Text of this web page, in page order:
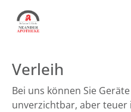
Verleih
Bei uns können Sie
unverzichtbar, aber teuer